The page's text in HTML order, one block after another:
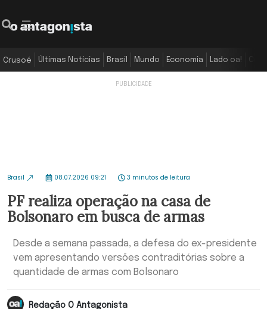
Crusoé Últimas Notícias Brasil Mundo Economia Lado oa!
Brasil 08.07.2026 09:21 3 minutos de leitura
PF realiza operação na casa de
Bolsonaro em busca de armas
Desde a semana passada, a defesa do ex-presidente
vem apresentando versões contraditórias sobre a
quantidade de armas com Bolsonaro
Redação O Antagonista